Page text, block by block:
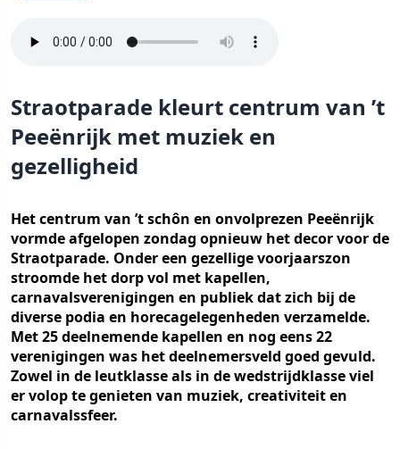
Straotparade kleurt centrum van ’t
Peeënrijk met muziek en
gezelligheid
Het centrum van ’t schôn en onvolprezen Peeënrijk
vormde afgelopen zondag opnieuw het decor voor de
Straotparade. Onder een gezellige voorjaarszon
stroomde het dorp vol met kapellen,
carnavalsverenigingen en publiek dat zich bij de
diverse podia en horecagelegenheden verzamelde.
Met 25 deelnemende kapellen en nog eens 22
verenigingen was het deelnemersveld goed gevuld.
Zowel in de leutklasse als in de wedstrijdklasse viel
er volop te genieten van muziek, creativiteit en
carnavalssfeer.